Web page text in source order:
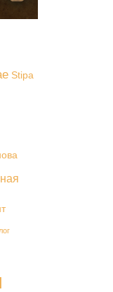
Stipa